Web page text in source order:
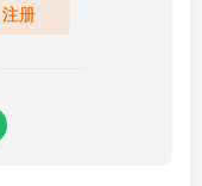
注册